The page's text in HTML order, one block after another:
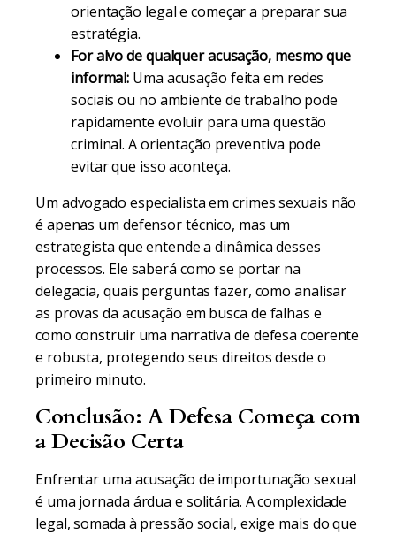
orientação legal e começar a preparar sua
estratégia.
For alvo de qualquer acusação, mesmo que
informal: Uma acusação feita em redes
sociais ou no ambiente de trabalho pode
rapidamente evoluir para uma questão
criminal. A orientação preventiva pode
evitar que isso aconteça.
Um advogado especialista em crimes sexuais não
é apenas um defensor técnico, mas um
estrategista que entende a dinâmica desses
processos. Ele saberá como se portar na
delegacia, quais perguntas fazer, como analisar
as provas da acusação em busca de falhas e
como construir uma narrativa de defesa coerente
e robusta, protegendo seus direitos desde o
primeiro minuto.
Conclusão: A Defesa Começa com
a Decisão Certa
Enfrentar uma acusação de importunação sexual
é uma jornada árdua e solitária. A complexidade
legal, somada à pressão social, exige mais do que